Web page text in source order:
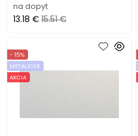
na dopyt
13.18 € 15.51 €
- 15%
METALICKÉ
AKCIA